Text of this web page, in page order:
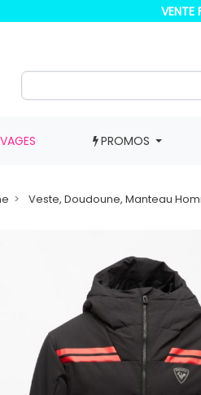
VENTE
PROMOS
Veste, Doudoune, Manteau